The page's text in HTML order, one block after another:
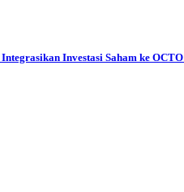
Investasi Saham ke